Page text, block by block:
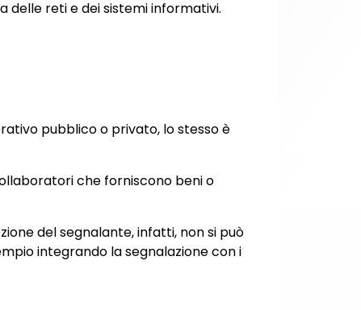
delle reti e dei sistemi informativi.
pubblico o privato, lo stesso è
che forniscono beni o
del segnalante, infatti, non si può
integrando la segnalazione con i